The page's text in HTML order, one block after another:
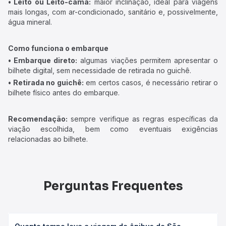
• Leito ou Leito-cama: maior inclinação, ideal para viagens
mais longas, com ar-condicionado, sanitário e, possivelmente,
água mineral.
Como funciona o embarque
• Embarque direto: algumas viações permitem apresentar o
bilhete digital, sem necessidade de retirada no guichê.
• Retirada no guichê: em certos casos, é necessário retirar o
bilhete físico antes do embarque.
Recomendação: sempre verifique as regras específicas da
viação escolhida, bem como eventuais exigências
relacionadas ao bilhete.
Perguntas Frequentes